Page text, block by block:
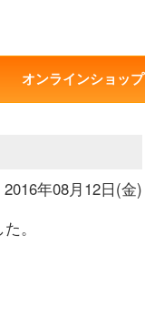
オンラインショップ
2016年08月12日(金)
。